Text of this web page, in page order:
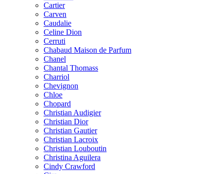
Cartier
Carven
Caudalie
Celine Dion
Cerruti
Chabaud Maison de Parfum
Chanel
Chantal Thomass
Charriol
Chevignon
Chloe
Chopard
Christian Audigier
Christian Dior
Christian Gautier
Christian Lacroix
Christian Louboutin
Christina Aguilera
Cindy Crawford